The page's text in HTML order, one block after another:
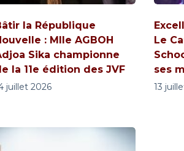
la République
: Mlle AGBOH
Sika championne
la 11e édition des JVF
juillet 2026
Le
ses
13